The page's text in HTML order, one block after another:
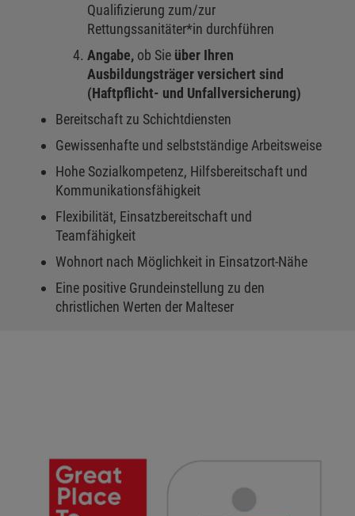
Qualifizierung zum/zur
Rettungssanitäter*in durchführen
Angabe, ob Sie über Ihren
Ausbildungsträger versichert sind
(Haftpflicht- und Unfallversicherung)
Bereitschaft zu Schichtdiensten
Gewissenhafte und selbstständige Arbeitsweise
Hohe Sozialkompetenz, Hilfsbereitschaft und
Kommunikationsfähigkeit
Flexibilität, Einsatzbereitschaft und
Teamfähigkeit
Wohnort nach Möglichkeit in Einsatzort-Nähe
Eine positive Grundeinstellung zu den
christlichen Werten der Malteser